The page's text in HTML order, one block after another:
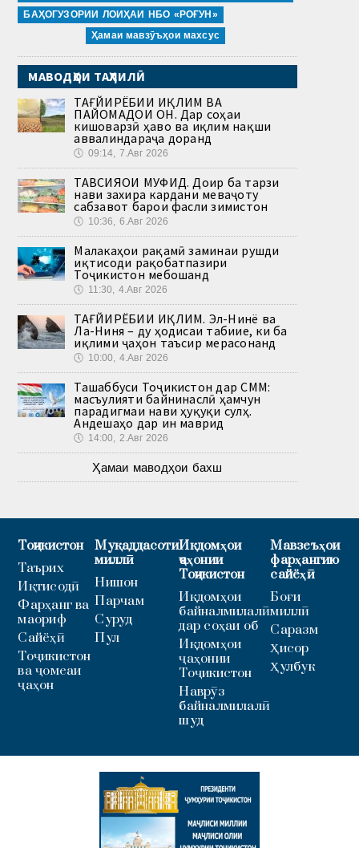
БАҲОГУЗОРИИ ЛОИҲАИ НБО «РОҒУН»
Ҳамаи мавзӯъҳои махсус
МАВОДҲОИ ТАҲЛИЛӢ
ТАҒЙИРЁБИИ ИҚЛИМ ВА
ПАЙОМАДҲОИ ОН. Дар соҳаи
кишоварзӣ ҳаво ва иқлим нақши
аввалиндараҷа доранд
🕔 09:14, 7.Авг 2026
ТАВСИЯҲОИ МУФИД. Доир ба тарзи
нави захира кардани меваҷоту
сабзавот барои фасли зимистон
🕔 10:36, 6.Авг 2026
Малакаҳои рақамӣ заминаи рушди
иқтисоди рақобатпазири
Тоҷикистон мебошанд
🕔 11:30, 4.Авг 2026
ТАҒЙИРЁБИИ ИҚЛИМ. Эл-Нинё ва
Ла-Ниня – ду ҳодисаи табиие, ки ба
иқлими ҷаҳон таъсир мерасонанд
🕔 10:00, 4.Авг 2026
Ташаббуси Тоҷикистон дар СММ:
масъулияти байнинаслӣ ҳамчун
парадигмаи нави ҳуқуқи сулҳ.
Андешаҳо дар ин маврид
🕔 14:00, 2.Авг 2026
Ҳамаи маводҳои бахш
Тоҷикистон
Таърих
Иқтисодӣ
Фарҳанг ва
маориф
Сайёҳӣ
Тоҷикистон
ва ҷомеаи
ҷаҳон
Муқаддасоти
миллӣ
Нишон
Парчам
Суруд
Пул
Иқдомҳои
ҷаҳонии
Тоҷикистон
Иқдомҳои
байналмилалӣ
дар соҳаи об
Иқдомҳои
ҷаҳонии
Тоҷикистон
Наврӯз
байналмилалӣ
шуд
Мавзеъҳои
фарҳангию
сайёҳӣ
Боғи
миллӣ
Саразм
Ҳисор
Ҳулбук